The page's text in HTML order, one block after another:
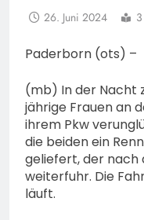
26. Juni 2024
Paderborn (ots) –
(mb) In der Nacht
jährige Frauen an
ihrem Pkw
die beiden ein
geliefert, der nach
weiterfuhr. Die
läuft.